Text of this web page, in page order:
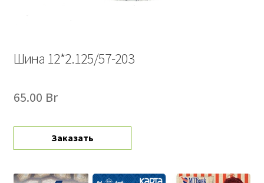
Шина 12*2.125/57-203
65.00 Br
Заказать